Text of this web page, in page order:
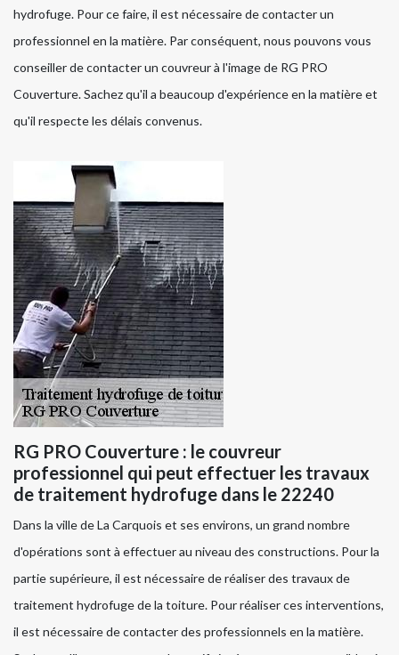
hydrofuge. Pour ce faire, il est nécessaire de contacter un
professionnel en la matière. Par conséquent, nous pouvons vous
conseiller de contacter un couvreur à l'image de RG PRO
Couverture. Sachez qu'il a beaucoup d'expérience en la matière et
qu'il respecte les délais convenus.
RG PRO Couverture : le couvreur
professionnel qui peut effectuer les travaux
de traitement hydrofuge dans le 22240
Dans la ville de La Carquois et ses environs, un grand nombre
d'opérations sont à effectuer au niveau des constructions. Pour la
partie supérieure, il est nécessaire de réaliser des travaux de
traitement hydrofuge de la toiture. Pour réaliser ces interventions,
il est nécessaire de contacter des professionnels en la matière.